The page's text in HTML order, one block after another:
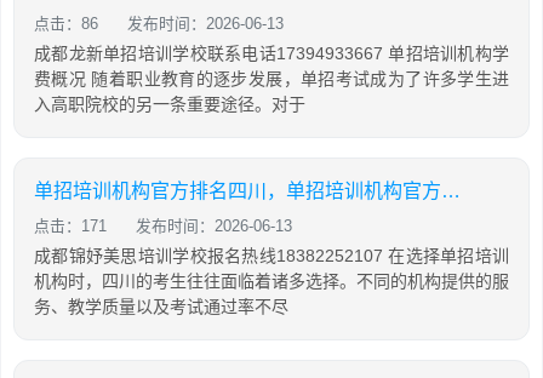
点击：86 发布时间：2026-06-13
成都龙新单招培训学校联系电话17394933667 单招培训机构学
费概况 随着职业教育的逐步发展，单招考试成为了许多学生进
入高职院校的另一条重要途径。对于
单招培训机构官方排名四川，单招培训机构官方排名四川有哪些
点击：171 发布时间：2026-06-13
成都锦妤美思培训学校报名热线18382252107 在选择单招培训
机构时，四川的考生往往面临着诸多选择。不同的机构提供的服
务、教学质量以及考试通过率不尽